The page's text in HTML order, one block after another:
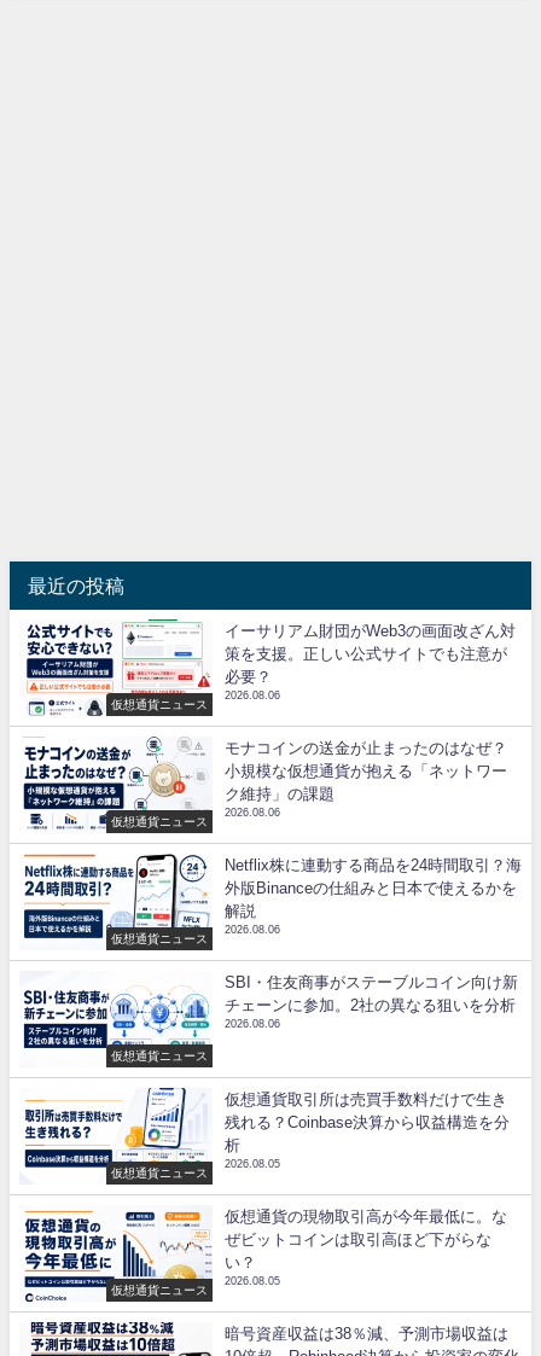
最近の投稿
仮想通貨ニュース
イーサリアム財団がWeb3の画面改ざん対
策を支援。正しい公式サイトでも注意が
必要？
2026.08.06
仮想通貨ニュース
モナコインの送金が止まったのはなぜ？
小規模な仮想通貨が抱える「ネットワー
ク維持」の課題
2026.08.06
仮想通貨ニュース
Netflix株に連動する商品を24時間取引？海
外版Binanceの仕組みと日本で使えるかを
解説
2026.08.06
仮想通貨ニュース
SBI・住友商事がステーブルコイン向け新
チェーンに参加。2社の異なる狙いを分析
2026.08.06
仮想通貨ニュース
仮想通貨取引所は売買手数料だけで生き
残れる？Coinbase決算から収益構造を分
析
2026.08.05
仮想通貨ニュース
仮想通貨の現物取引高が今年最低に。な
ぜビットコインは取引高ほど下がらな
い？
2026.08.05
暗号資産収益は38％減、予測市場収益は